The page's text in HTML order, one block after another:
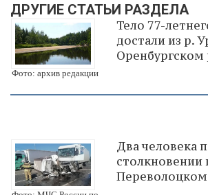
ДРУГИЕ СТАТЬИ РАЗДЕЛА
Фото: архив редакции
Тело 77-
достали из р.
Оренбургском
Два человека
столкновении